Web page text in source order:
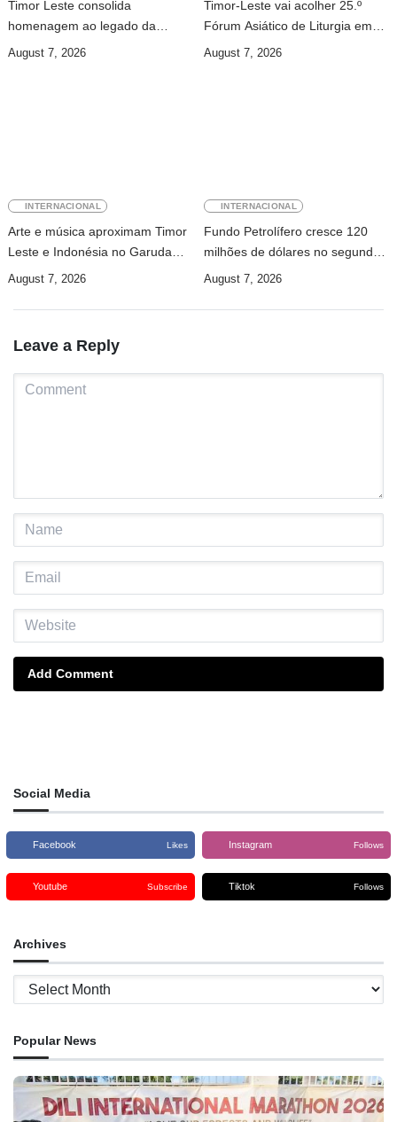
Timor Leste consolida
homenagem ao legado da
INTERFET com avanço de
August 7, 2026
Timor-Leste vai acolher 25.º
Fórum Asiático de Liturgia em
setembro
August 7, 2026
INTERNACIONAL
Arte e música aproximam Timor
Leste e Indonésia no Garuda
Sakti Crossborder Fest 2026
August 7, 2026
INTERNACIONAL
Fundo Petrolífero cresce 120
milhões de dólares no segundo
trimestre
August 7, 2026
Leave a Reply
Add Comment
Social Media
Facebook Likes Instagram Follows
Youtube Subscribe Tiktok Follows
Archives
Archives
Popular News